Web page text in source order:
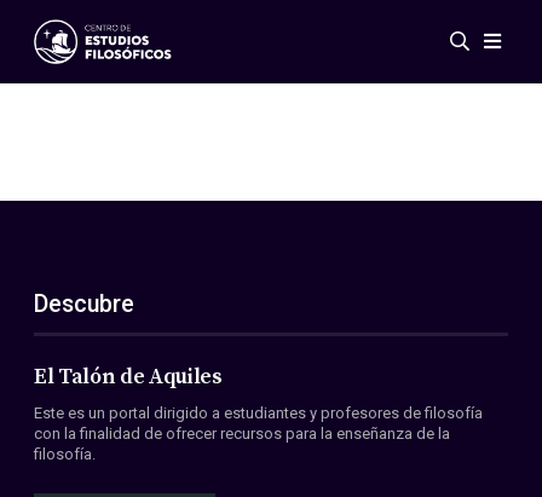
Eventos
ES
EN
Acerca de nosotros
Miembros
Convenios
Descubre
El Talón de Aquiles
Este es un portal dirigido a estudiantes y profesores de filosofía
con la finalidad de ofrecer recursos para la enseñanza de la
filosofía.